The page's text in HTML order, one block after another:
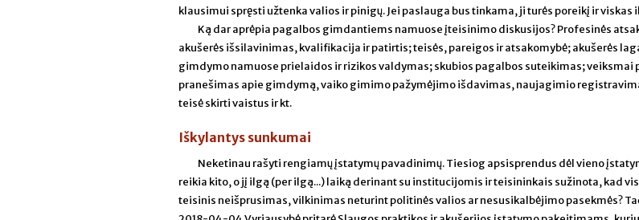
klausimui spręsti užtenka valios ir pinigų. Jei paslauga bus tinkama, ji turės poreikį ir
Ką dar aprėpia pagalbos gimdantiems namuose įteisinimo diskusijos? Profesinės
akušerės išsilavinimas, kvalifikacija ir patirtis; teisės, pareigos ir atsakomybė; akušerės
gimdymo namuose prielaidos ir rizikos valdymas; skubios pagalbos suteikimas; veiksmai
pranešimas apie gimdymą, vaiko gimimo pažymėjimo išdavimas, naujagimio
teisė skirti vaistus ir kt.
Iškylantys sunkumai
Neketinau rašyti rengiamų įstatymų pavadinimų. Tiesiog apsisprendus dėl vieno
reikia kito, o jį ilgą (per ilgą...) laiką derinant su institucijomis ir teisininkais sužinota, kad
teisinis neišprusimas, vilkinimas neturint politinės valios ar nesusikalbėjimo pasekmės?